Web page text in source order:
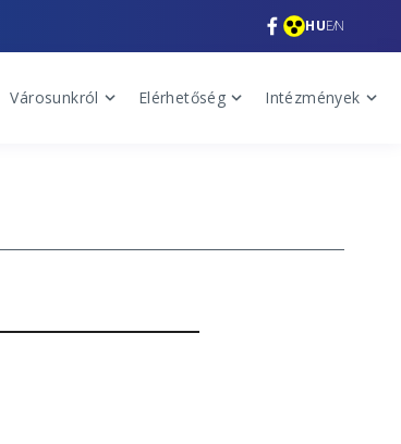
HUEN
Városunkról Elérhetőség Intézmények